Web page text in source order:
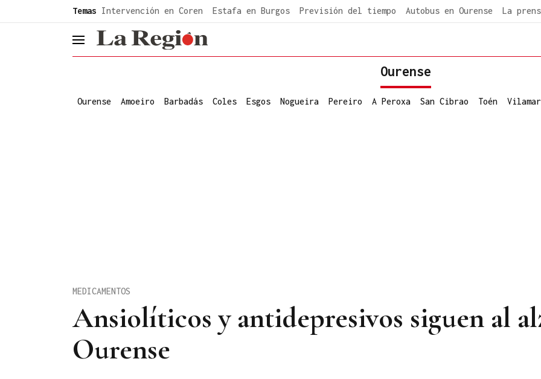
Temas Intervención en Coren Estafa en Burgos Previsión del tiempo Autobus en Ourense La
header.menu.open
Ourense
Ourense Amoeiro Barbadás Coles Esgos Nogueira Pereiro A Peroxa San Cibrao Toén
Ansiolíticos y antidepresivos siguen al
Ourense
MEDICAMENTOS